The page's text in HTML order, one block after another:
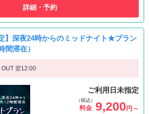
詳細・予約
】深夜24時からのミッドナイト★プラン
間滞在）
OUT 翌12:00
ご利用日未指定
（税込）
料金 9,200 円～